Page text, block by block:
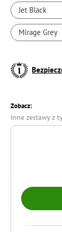
Jet Black
Mirage Grey
Zobacz:
Inne zestawy z